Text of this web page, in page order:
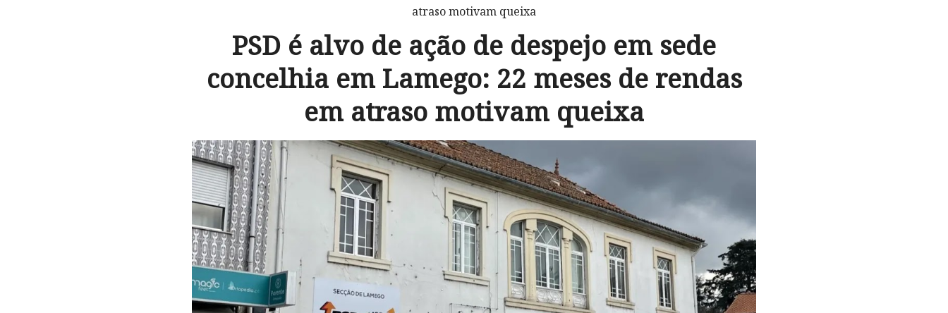
atraso motivam queixa
PSD é alvo de ação de despejo em sede
concelhia em Lamego: 22 meses de rendas
em atraso motivam queixa